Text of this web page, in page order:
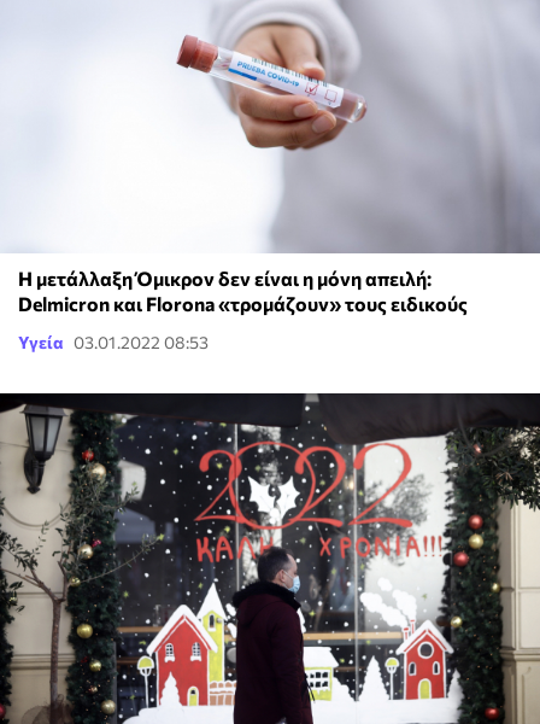
Η μετάλλαξη Όμικρον δεν είναι η μόνη απειλή:
Delmicron και Florona «τρομάζουν» τους ειδικούς
Υγεία 03.01.2022 08:53